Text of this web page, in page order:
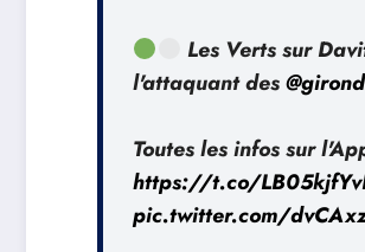
Les Verts sur
l'attaquant des
Toutes les infos sur
https://t.co/
pic.twitter.com/